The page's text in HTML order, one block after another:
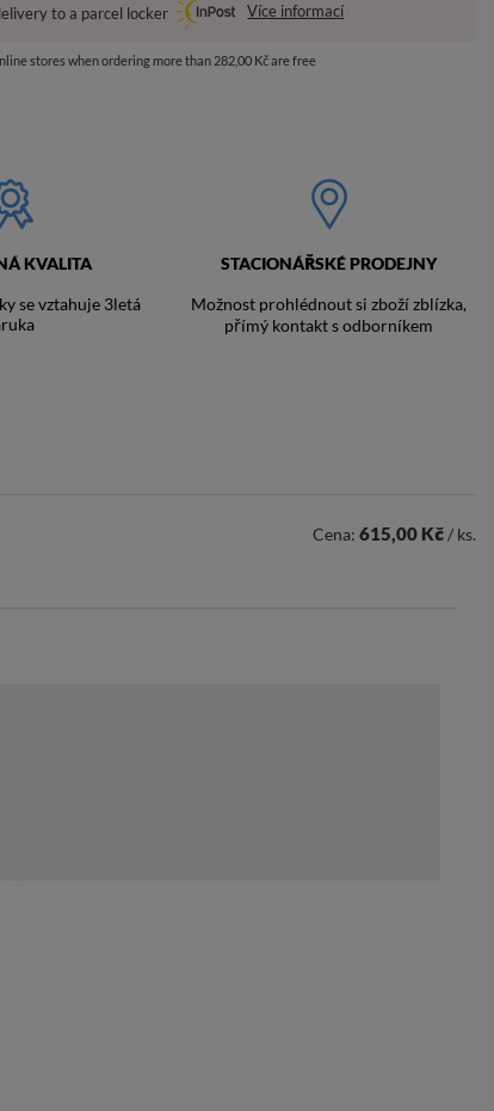
to a parcel locker Více informací
stores when ordering more than 282,00 Kč are free
KVALITA
se vztahuje 3letá
STACIONÁŘSKÉ PRODEJNY
Možnost prohlédnout si zboží zblízka,
přímý kontakt s odborníkem
Cena: 615,00 Kč/ ks.